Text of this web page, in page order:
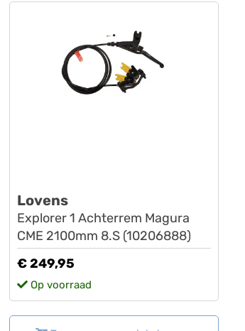
Lovens
Explorer 1 Achterrem Magura
CME 2100mm 8.S (10206888)
€ 249,95
Op voorraad